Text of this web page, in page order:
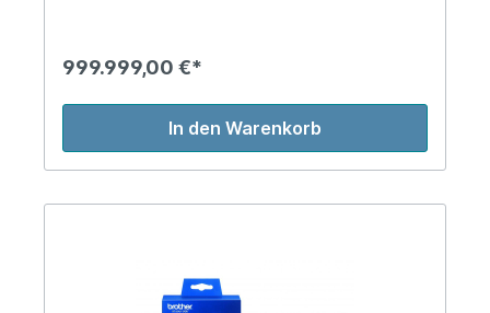
999.999,00 €*
In den Warenkorb